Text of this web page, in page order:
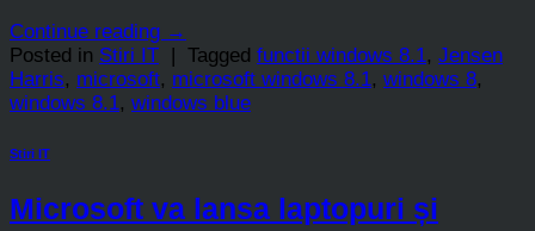
Continue reading →
Posted in Stiri IT | Tagged functii windows 8.1, Jensen
Harris, microsoft, microsoft windows 8.1, windows 8,
windows 8.1, windows blue
Stiri IT
Microsoft va lansa laptopuri și